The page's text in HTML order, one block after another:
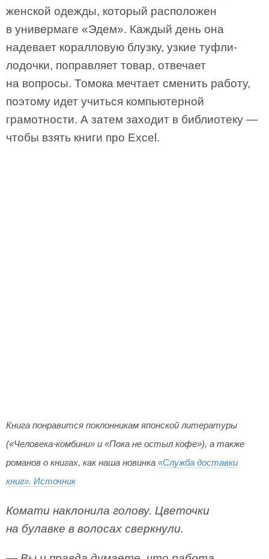
женской одежды, который расположен
в универмаге «Эдем». Каждый день она
надевает коралловую блузку, узкие туфли-
лодочки, поправляет товар, отвечает
на вопросы. Томока мечтает сменить работу,
поэтому идет учиться компьютерной
грамотности. А затем заходит в библиотеку —
чтобы взять книги про Excel.
Книга понравится поклонникам японской литературы
(«Человека-комбини» и «Пока не остыл кофе»), а также
романов о книгах, как наша новинка «Служба доставки
книг». Источник
Комати наклонила голову. Цветочки
на булавке в волосах сверкнули.